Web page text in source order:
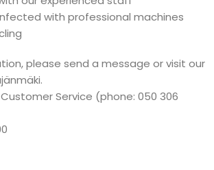
with professional machines
please send a message or visit our
Service (phone: 050 306